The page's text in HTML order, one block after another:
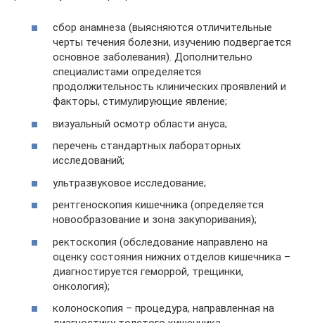
сбор анамнеза (выясняются отличительные
черты течения болезни, изучению подвергается
основное заболевания). Дополнительно
специалистами определяется
продолжительность клинических проявлений и
факторы, стимулирующие явление;
визуальный осмотр области ануса;
перечень стандартных лабораторных
исследований;
ультразвуковое исследование;
рентгеноскопия кишечника (определяется
новообразование и зона закупоривания);
ректоскопия (обследование направлено на
оценку состояния нижних отделов кишечника –
диагностируется геморрой, трещинки,
онкология);
колоноскопия – процедура, направленная на